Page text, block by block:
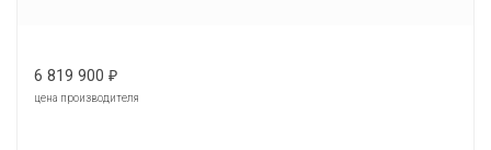
6 819 900 ₽
цена производителя